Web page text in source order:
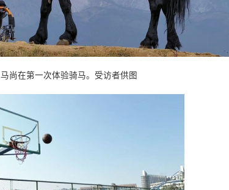
马尚在第一次体验骑马。受访者供图